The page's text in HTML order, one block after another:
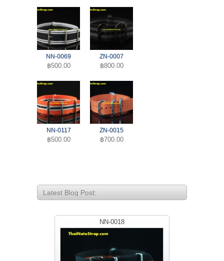
NN-0069
฿500.00
ZN-0007
฿800.00
NN-0117
฿500.00
ZN-0015
฿700.00
Latest Blog Post:
NN-0018